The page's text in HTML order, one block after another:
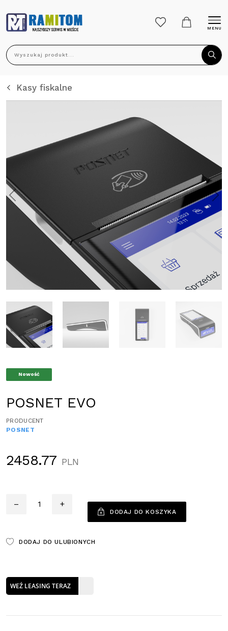
Wyszukaj produkt...
MENU
Kasy fiskalne
Nowość
POSNET EVO
PRODUCENT
POSNET
2458.77 PLN
– +
DODAJ DO KOSZYKA
DODAJ DO ULUBIONYCH
WEŹ LEASING TERAZ